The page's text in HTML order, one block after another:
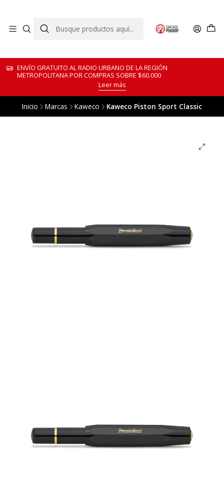
ENVÍO GRATUITO AL RADIO URBANO DE LA REGIÓN
METROPOLITANA POR COMPRAS SOBRE $60.000
Leer más
Inicio Marcas Kaweco Kaweco Piston Sport Classic